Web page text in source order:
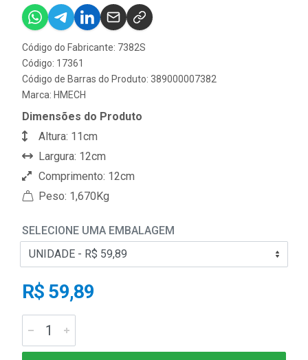
Código do Fabricante: 7382S
Código: 17361
Código de Barras do Produto: 389000007382
Marca: HMECH
Dimensões do Produto
Altura: 11cm
Largura: 12cm
Comprimento: 12cm
Peso: 1,670Kg
SELECIONE UMA EMBALAGEM
R$ 59,89